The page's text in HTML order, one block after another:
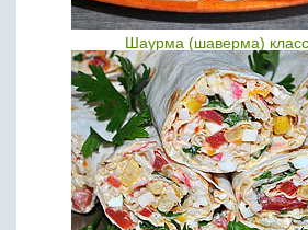
Шаурма (шаверма)